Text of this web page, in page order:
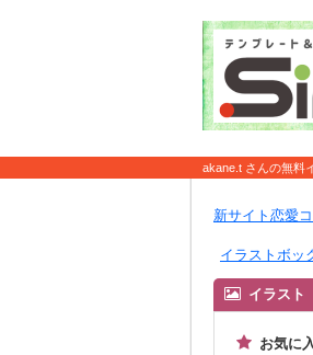
akane.t さんの無料
新サイト恋愛
イラストボッ
イラスト
お気に